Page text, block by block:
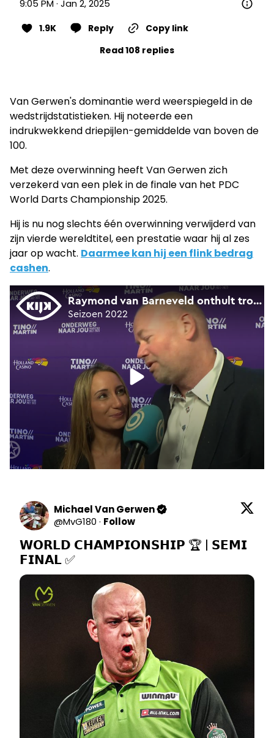
9:05 PM · Jan 2, 2025
1.9K Reply
Copy link
Read 108 replies
Van Gerwen's dominantie werd weerspiegeld in de
wedstrijdstatistieken. Hij noteerde een
indrukwekkend driepijlen-gemiddelde van boven de
100.
Met deze overwinning heeft Van Gerwen zich
verzekerd van een plek in de finale van het PDC
World Darts Championship 2025.
Hij is nu nog slechts één overwinning verwijderd van
zijn vierde wereldtitel, een prestatie waar hij al zes
jaar op wacht. Daarmee kan hij een flink bedrag
cashen.
Michael Van Gerwen
@MvG180 · Follow
𝗪𝗢𝗥𝗟𝗗 𝗖𝗛𝗔𝗠𝗣𝗜𝗢𝗡𝗦𝗛𝗜𝗣 🏆 | 𝗦𝗘𝗠𝗜
𝗙𝗜𝗡𝗔𝗟 ✅